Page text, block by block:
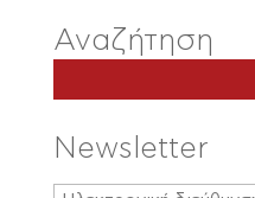
Αναζήτηση
Newsletter